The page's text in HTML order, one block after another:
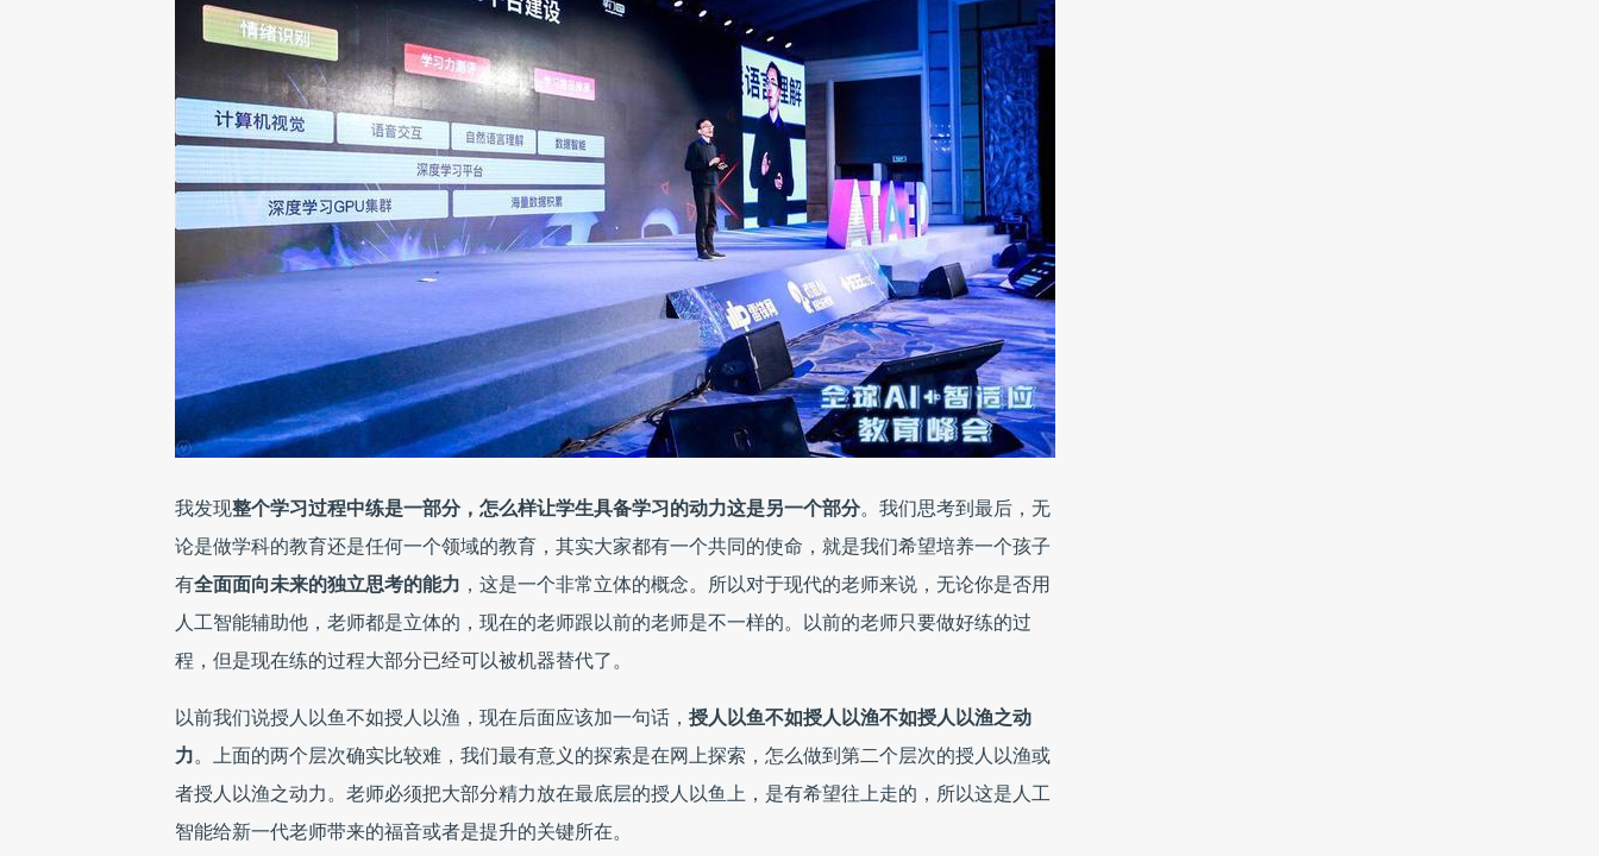
我发现整个学习过程中练是一部分，怎么样让学生具备学习的动力这是另一个部分。我们思考到最后，无
论是做学科的教育还是任何一个领域的教育，其实大家都有一个共同的使命，就是我们希望培养一个孩子
有全面面向未来的独立思考的能力 ，这是一个非常立体的概念。所以对于现代的老师来说，无论你是否用
人工智能辅助他，老师都是立体的，现在的老师跟以前的老师是不一样的。以前的老师只要做好练的过
程，但是现在练的过程大部分已经可以被机器替代了。
以前我们说授人以鱼不如授人以渔，现在后面应该加一句话， 授人以鱼不如授人以渔不如授人以渔之动
力。上面的两个层次确实比较难，我们最有意义的探索是在网上探索，怎么做到第二个层次的授人以渔或
者授人以渔之动力。老师必须把大部分精力放在最底层的授人以鱼上，是有希望往上走的，所以这是人工
智能给新一代老师带来的福音或者是提升的关键所在。